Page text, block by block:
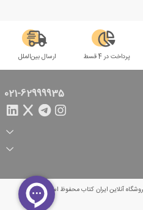
پرداخت در 4 قسط ارسال بین‌الملل
021-62999935
آنلاین ایران کتاب محفوظ است.